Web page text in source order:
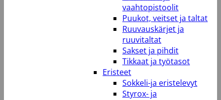
vaahtopistoolit
Puukot, veitset ja taltat
Ruuvauskärjet ja
ruuvitaltat
Sakset ja pihdit
Tikkaat ja työtasot
Eristeet
Sokkeli-ja eristelevyt
Styrox- ja